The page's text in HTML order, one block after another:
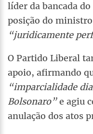
líder da bancada
posição do
“juridicamente
O Partido Liberal
apoio, afirmando
“imparcialidade
Bolsonaro”e agiu
anulação dos atos